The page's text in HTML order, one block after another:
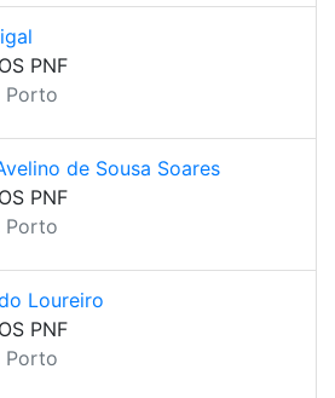
PNF
Porto
de Sousa Soares
PNF
Porto
Loureiro
PNF
Porto